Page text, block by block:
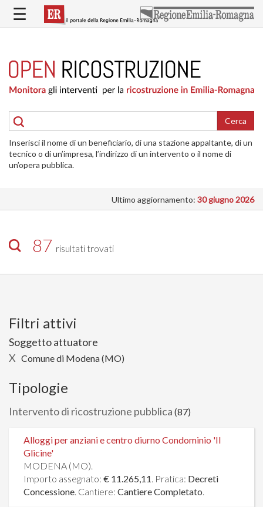
contenuto
RICOSTRUZIONE
PUBBLICA
DELLE
ABITAZIONI
RICOSTRUZIONE
ATTIVITÀ
INTERVENTI
SI
☰
Cerca
Inserisci il nome di un beneficiario, di una stazione appaltante, di un
tecnico o di un’impresa, l’indirizzo di un intervento o il nome di
un’opera pubblica.
Ultimo aggiornamento: 30 giugno 2026
87 risultati trovati
Filtri attivi
Soggetto attuatore
X Comune di Modena (MO)
Tipologie
Intervento di ricostruzione pubblica (87)
Alloggi per anziani e centro diurno Condominio 'Il
Glicine'
MODENA (MO).
Importo assegnato: € 11.265,11. Pratica: Decreti
Concessione. Cantiere: Cantiere Completato.